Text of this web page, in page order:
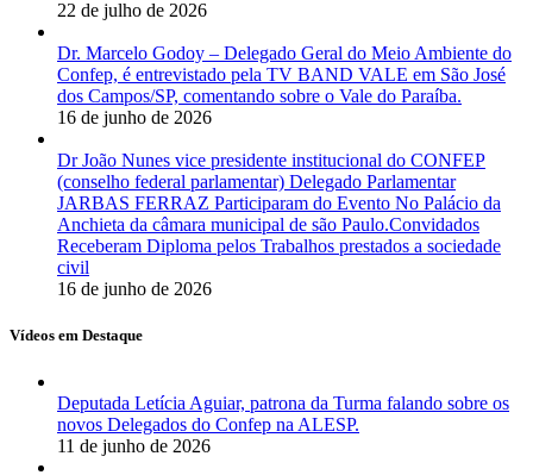
22 de julho de 2026
Dr. Marcelo Godoy – Delegado Geral do Meio Ambiente do
Confep, é entrevistado pela TV BAND VALE em São José
dos Campos/SP, comentando sobre o Vale do Paraíba.
16 de junho de 2026
Dr João Nunes vice presidente institucional do CONFEP
(conselho federal parlamentar) Delegado Parlamentar
JARBAS FERRAZ Participaram do Evento No Palácio da
Anchieta da câmara municipal de são Paulo.Convidados
Receberam Diploma pelos Trabalhos prestados a sociedade
civil
16 de junho de 2026
Vídeos em Destaque
Deputada Letícia Aguiar, patrona da Turma falando sobre os
novos Delegados do Confep na ALESP.
11 de junho de 2026